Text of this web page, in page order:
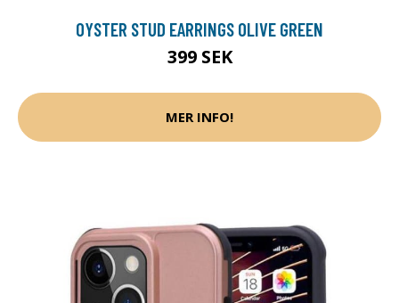
OYSTER STUD EARRINGS OLIVE GREEN
399 SEK
MER INFO!